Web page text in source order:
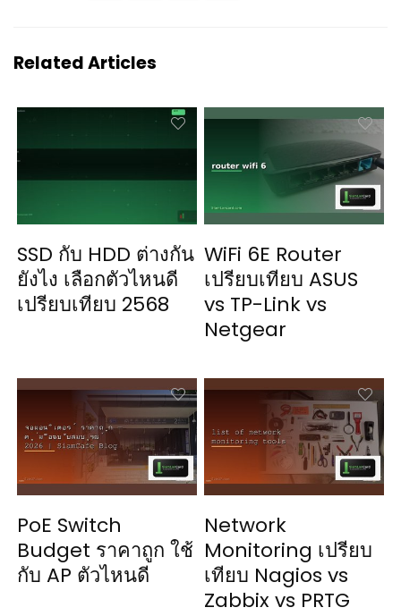
Related Articles
SSD กับ HDD ต่างกัน
ยังไง เลือกตัวไหนดี
เปรียบเทียบ 2568
WiFi 6E Router
เปรียบเทียบ ASUS
vs TP-Link vs
Netgear
PoE Switch
Budget ราคาถูก ใช้
กับ AP ตัวไหนดี
Network
Monitoring เปรียบ
เทียบ Nagios vs
Zabbix vs PRTG